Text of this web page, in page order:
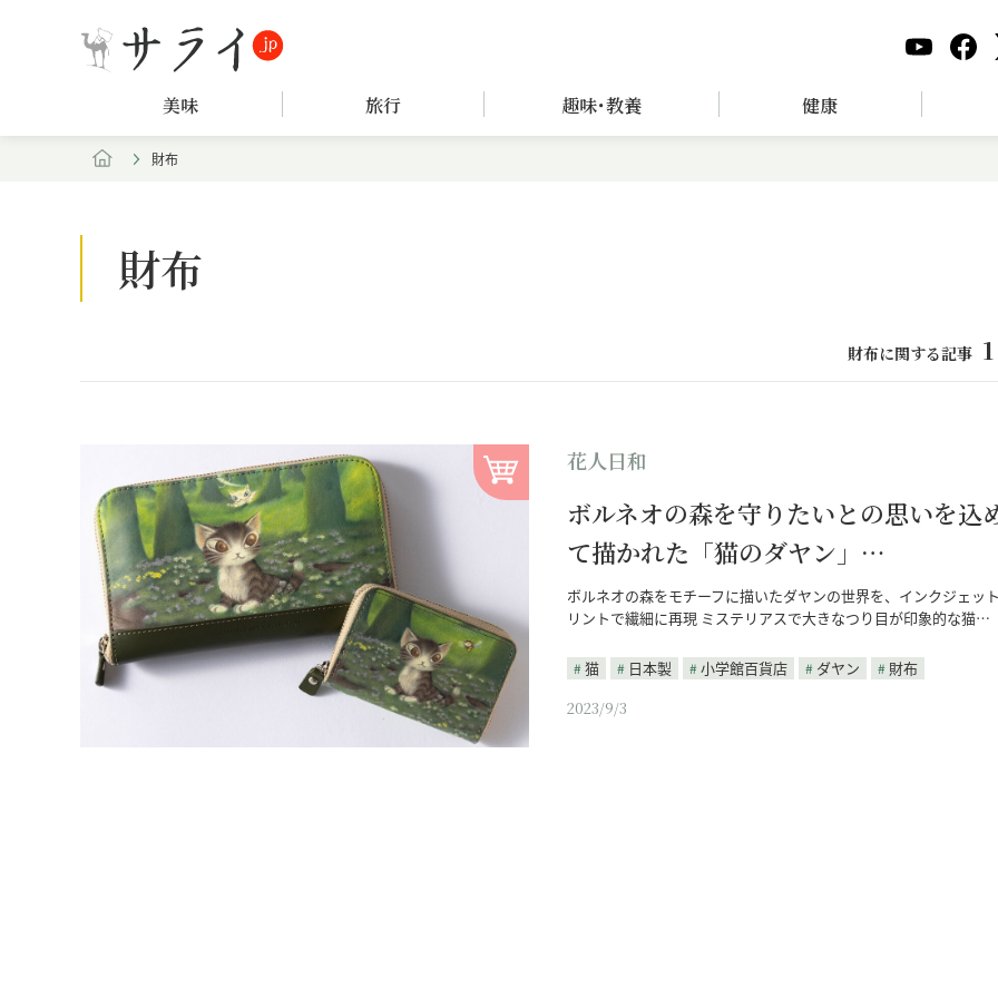
美味 旅行 趣味･教養 健康
財布
財布
財布に関する記事 1
花人日和
ボルネオの森を守りたいとの思いを込
て描かれた「猫のダヤン」…
ボルネオの森をモチーフに描いたダヤンの世界を、インクジェッ
リントで繊細に再現 ミステリアスで大きなつり目が印象的な猫…
猫 日本製 小学館百貨店 ダヤン
財布
2023/9/3